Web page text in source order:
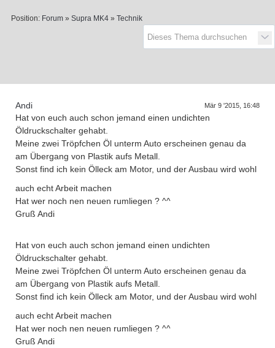
Position: Forum » Supra MK4 » Technik
Andi Mär 9 '2015, 16:48
Hat von euch auch schon jemand einen undichten
Öldruckschalter gehabt.
Meine zwei Tröpfchen Öl unterm Auto erscheinen genau da
am Übergang von Plastik aufs Metall.
Sonst find ich kein Ölleck am Motor, und der Ausbau wird wohl
auch echt Arbeit machen
Hat wer noch nen neuen rumliegen ? ^^
Gruß Andi
Hat von euch auch schon jemand einen undichten
Öldruckschalter gehabt.
Meine zwei Tröpfchen Öl unterm Auto erscheinen genau da
am Übergang von Plastik aufs Metall.
Sonst find ich kein Ölleck am Motor, und der Ausbau wird wohl
auch echt Arbeit machen
Hat wer noch nen neuen rumliegen ? ^^
Gruß Andi